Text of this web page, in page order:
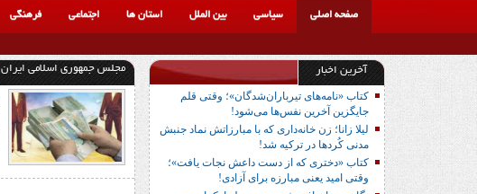
صفحه اصلی سیاسی بین الملل استان ها اجتماعی فرهنگی
آخرین اخبار
کتاب «نامه‌های تیرباران‌شدگان»؛ وقتی قلم
جایگزین آخرین نفس‌ها می‌شود!
لیلا زانا؛ زن خانه‌داری که با مبارزاتش نماد جنبش
مدنی کُردها در ترکیه شد!
کتاب «دختری که از دست داعش نجات یافت»؛
وقتی امید یعنی مبارزه برای آزادی!
مجلس جمهوری اسلامی ایران